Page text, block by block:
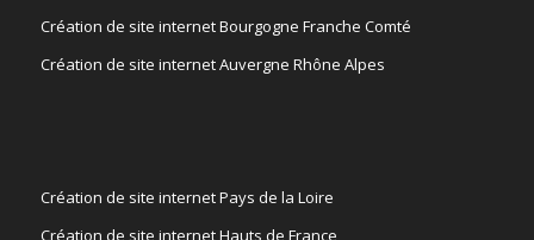
Création de site internet Bourgogne Franche Comté
Création de site internet Auvergne Rhône Alpes
Création de site internet Pays de la Loire
Création de site internet Hauts de France